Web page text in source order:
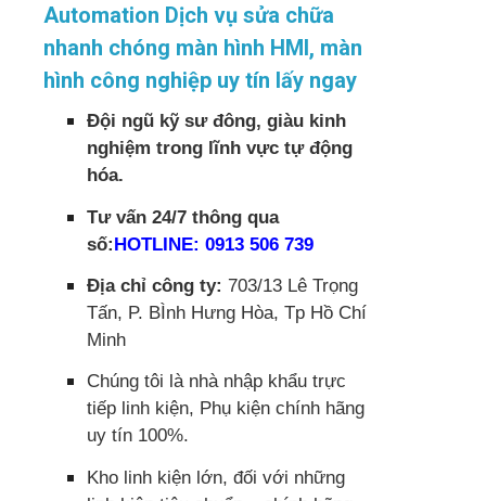
Automation Dịch vụ sửa chữa
nhanh chóng màn hình HMI, màn
hình công nghiệp uy tín lấy ngay
Đội ngũ kỹ sư đông, giàu kinh
nghiệm trong lĩnh vực tự động
hóa.
Tư vấn 24/7 thông qua
số:HOTLINE: 0913 506 739
Địa chỉ công ty: 703/13 Lê Trọng
Tấn, P. BÌnh Hưng Hòa, Tp Hồ Chí
Minh
Chúng tôi là nhà nhập khẩu trực
tiếp linh kiện, Phụ kiện chính hãng
uy tín 100%.
Kho linh kiện lớn, đối với những